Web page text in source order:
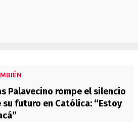
Palavecino rompe el silencio
su futuro en Católica: “Estoy